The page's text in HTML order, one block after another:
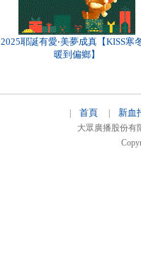
2025耶誕有愛‧美夢成真【KISS寒
暖到偏鄉】
首頁 新血
大眾廣播股份有